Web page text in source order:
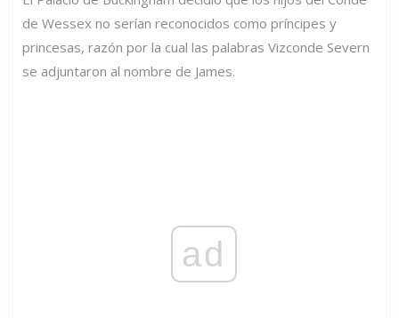
de Wessex no serían reconocidos como príncipes y
princesas, razón por la cual las palabras Vizconde Severn
se adjuntaron al nombre de James.
ad